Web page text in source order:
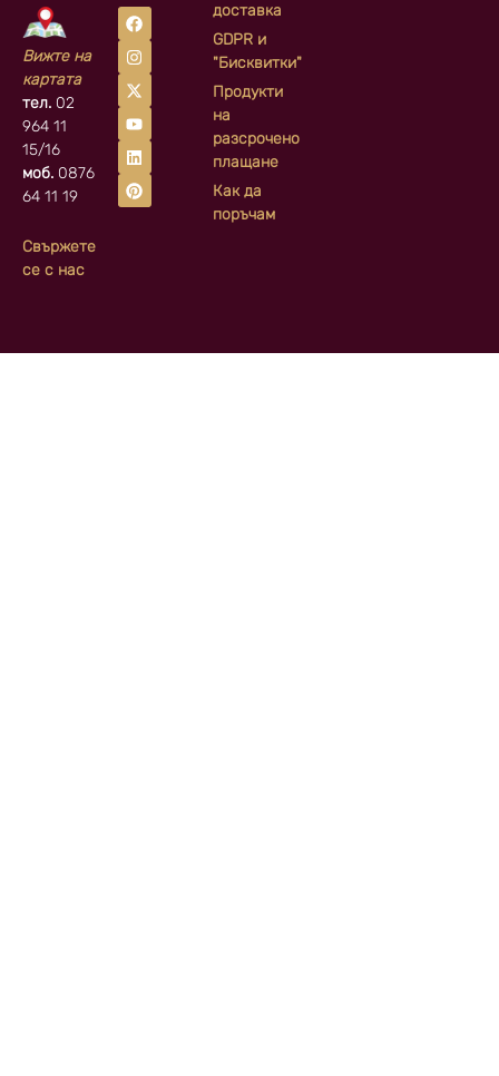
Вижте на
картата
тел. 02
964 11
15/16
моб. 0876
64 11 19
Свържете
се с нас
доставка
GDPR и
"Бисквитки"
Продукти
на
разсрочено
плащане
Как да
поръчам